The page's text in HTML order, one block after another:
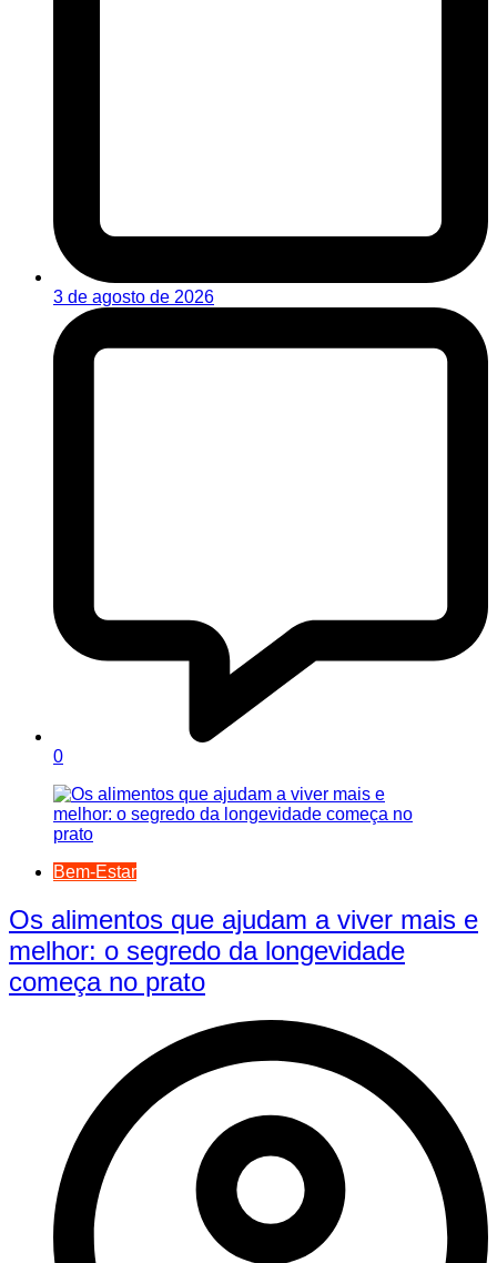
3 de agosto de 2026
0
Bem-Estar
Os alimentos que ajudam a viver mais e
melhor: o segredo da longevidade
começa no prato